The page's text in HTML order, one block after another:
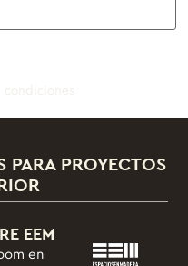
PARA PROYECTOS
EEM
en